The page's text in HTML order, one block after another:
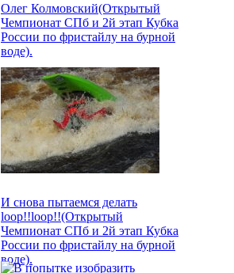
Олег Колмовский(Открытый
Чемпионат СПб и 2й этап Кубка
России по фристайлу на бурной
воде).
И снова пытаемся делать
loop!!loop!!(Открытый
Чемпионат СПб и 2й этап Кубка
России по фристайлу на бурной
воде).